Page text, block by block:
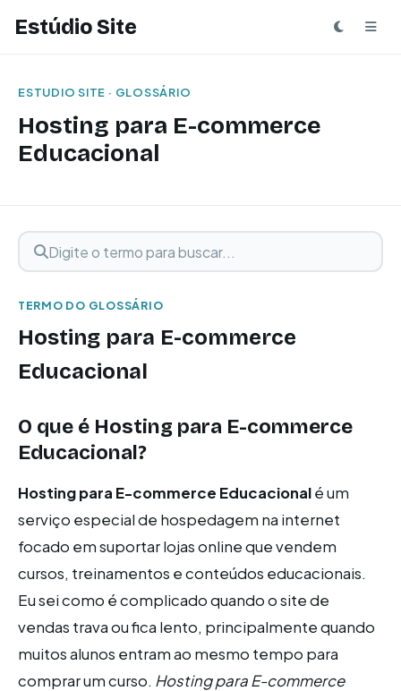
Estúdio Site
ESTUDIO SITE · GLOSSÁRIO
Hosting para E-commerce
Educacional
Buscar termo
Digite o termo para buscar
TERMO DO GLOSSÁRIO
Hosting para E-commerce
Educacional
O que é Hosting para E-commerce
Educacional?
Hosting para E-commerce Educacionalé um
serviço especial de hospedagem na internet
focado em suportar lojas online que vendem
cursos, treinamentos e conteúdos educacionais.
Eu sei como é complicado quando o site de
vendas trava ou fica lento, principalmente quando
muitos alunos entram ao mesmo tempo para
comprar um curso. Hosting para E-commerce